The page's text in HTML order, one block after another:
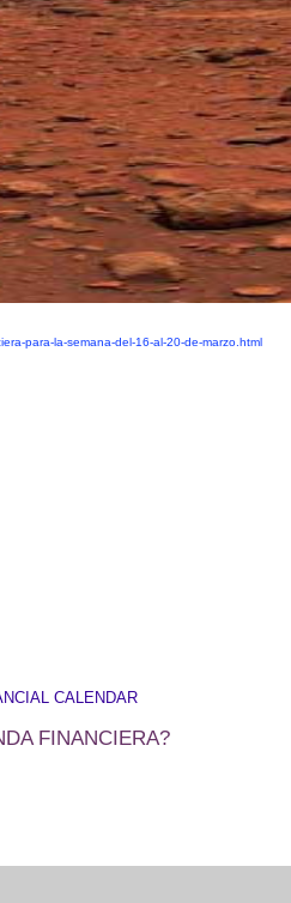
para-la-semana-del-16-al-20-de-marzo.html
CALENDAR
FINANCIERA?